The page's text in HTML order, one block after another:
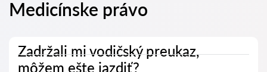
Medicínske právo
Zadržali mi vodičský preukaz,
môžem ešte jazdiť?